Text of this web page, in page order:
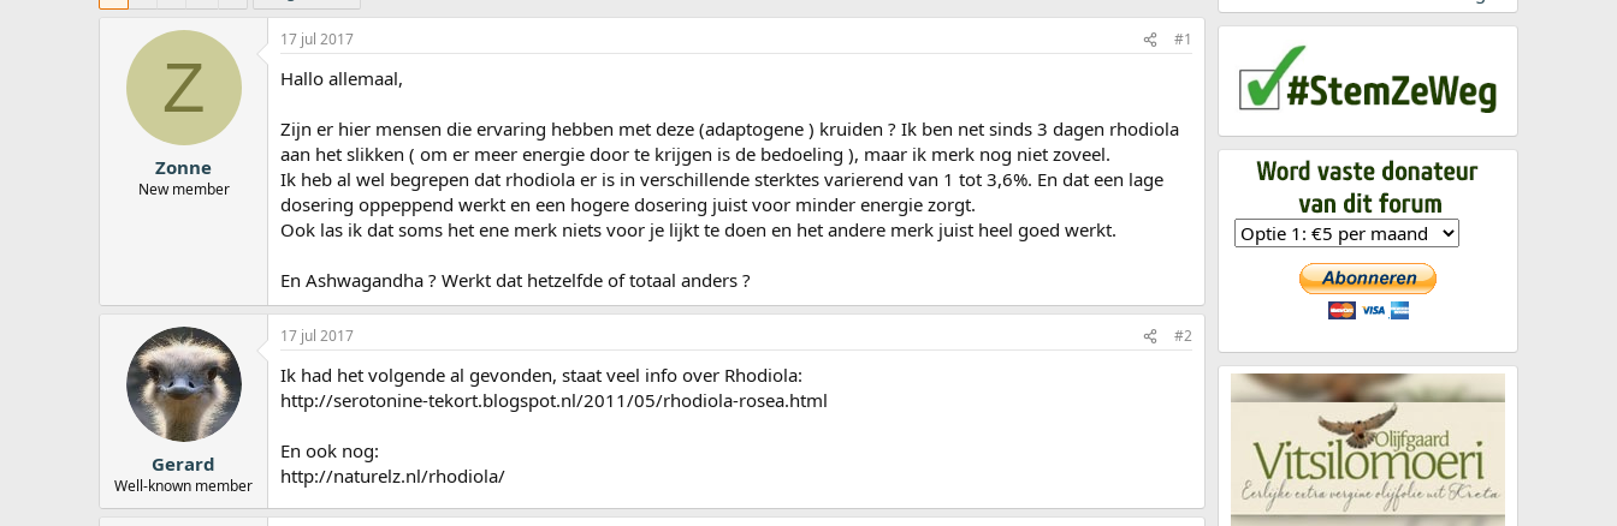
Z
Zonne
New member
17 jul 2017 #1
Hallo allemaal,
Zijn er hier mensen die ervaring hebben met deze (adaptogene ) kruiden ? Ik ben net sinds 3 dagen rhodiola
aan het slikken ( om er meer energie door te krijgen is de bedoeling ), maar ik merk nog niet zoveel.
Ik heb al wel begrepen dat rhodiola er is in verschillende sterktes varierend van 1 tot 3,6%. En dat een lage
dosering oppeppend werkt en een hogere dosering juist voor minder energie zorgt.
Ook las ik dat soms het ene merk niets voor je lijkt te doen en het andere merk juist heel goed werkt.
En Ashwagandha ? Werkt dat hetzelfde of totaal anders ?
Gerard
Well-known member
17 jul 2017 #2
Ik had het volgende al gevonden, staat veel info over Rhodiola:
http://serotonine-tekort.blogspot.nl/2011/05/rhodiola-rosea.html
En ook nog:
http://naturelz.nl/rhodiola/